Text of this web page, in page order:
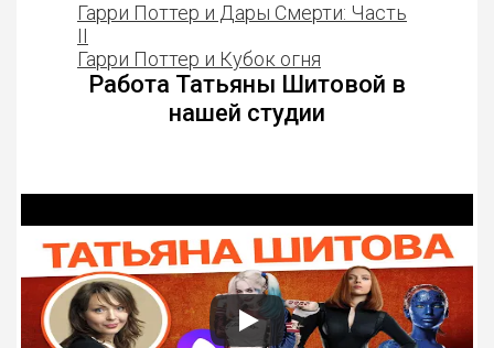
Гарри Поттер и Дары Смерти: Часть
II
Гарри Поттер и Кубок огня
Работа Татьяны Шитовой в
нашей студии